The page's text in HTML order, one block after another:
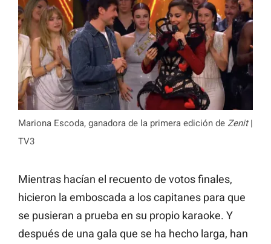
Mariona Escoda, ganadora de la primera edición de Zenit|
TV3
Mientras hacían el recuento de votos finales,
hicieron la emboscada a los capitanes para que
se pusieran a prueba en su propio karaoke. Y
después de una gala que se ha hecho larga, han